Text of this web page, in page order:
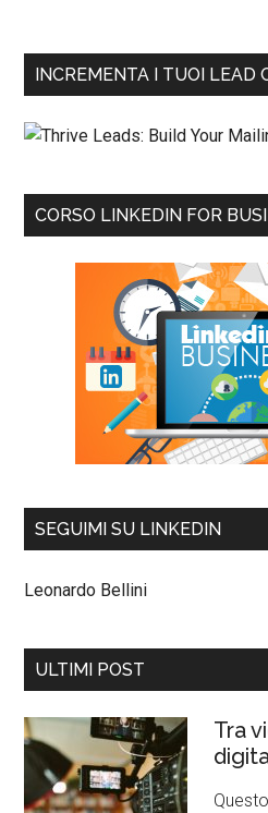
INCREMENTA I TUOI LEAD
CORSO LINKEDIN FOR
SEGUIMI SU LINKEDIN
Leonardo Bellini
ULTIMI POST
Tra